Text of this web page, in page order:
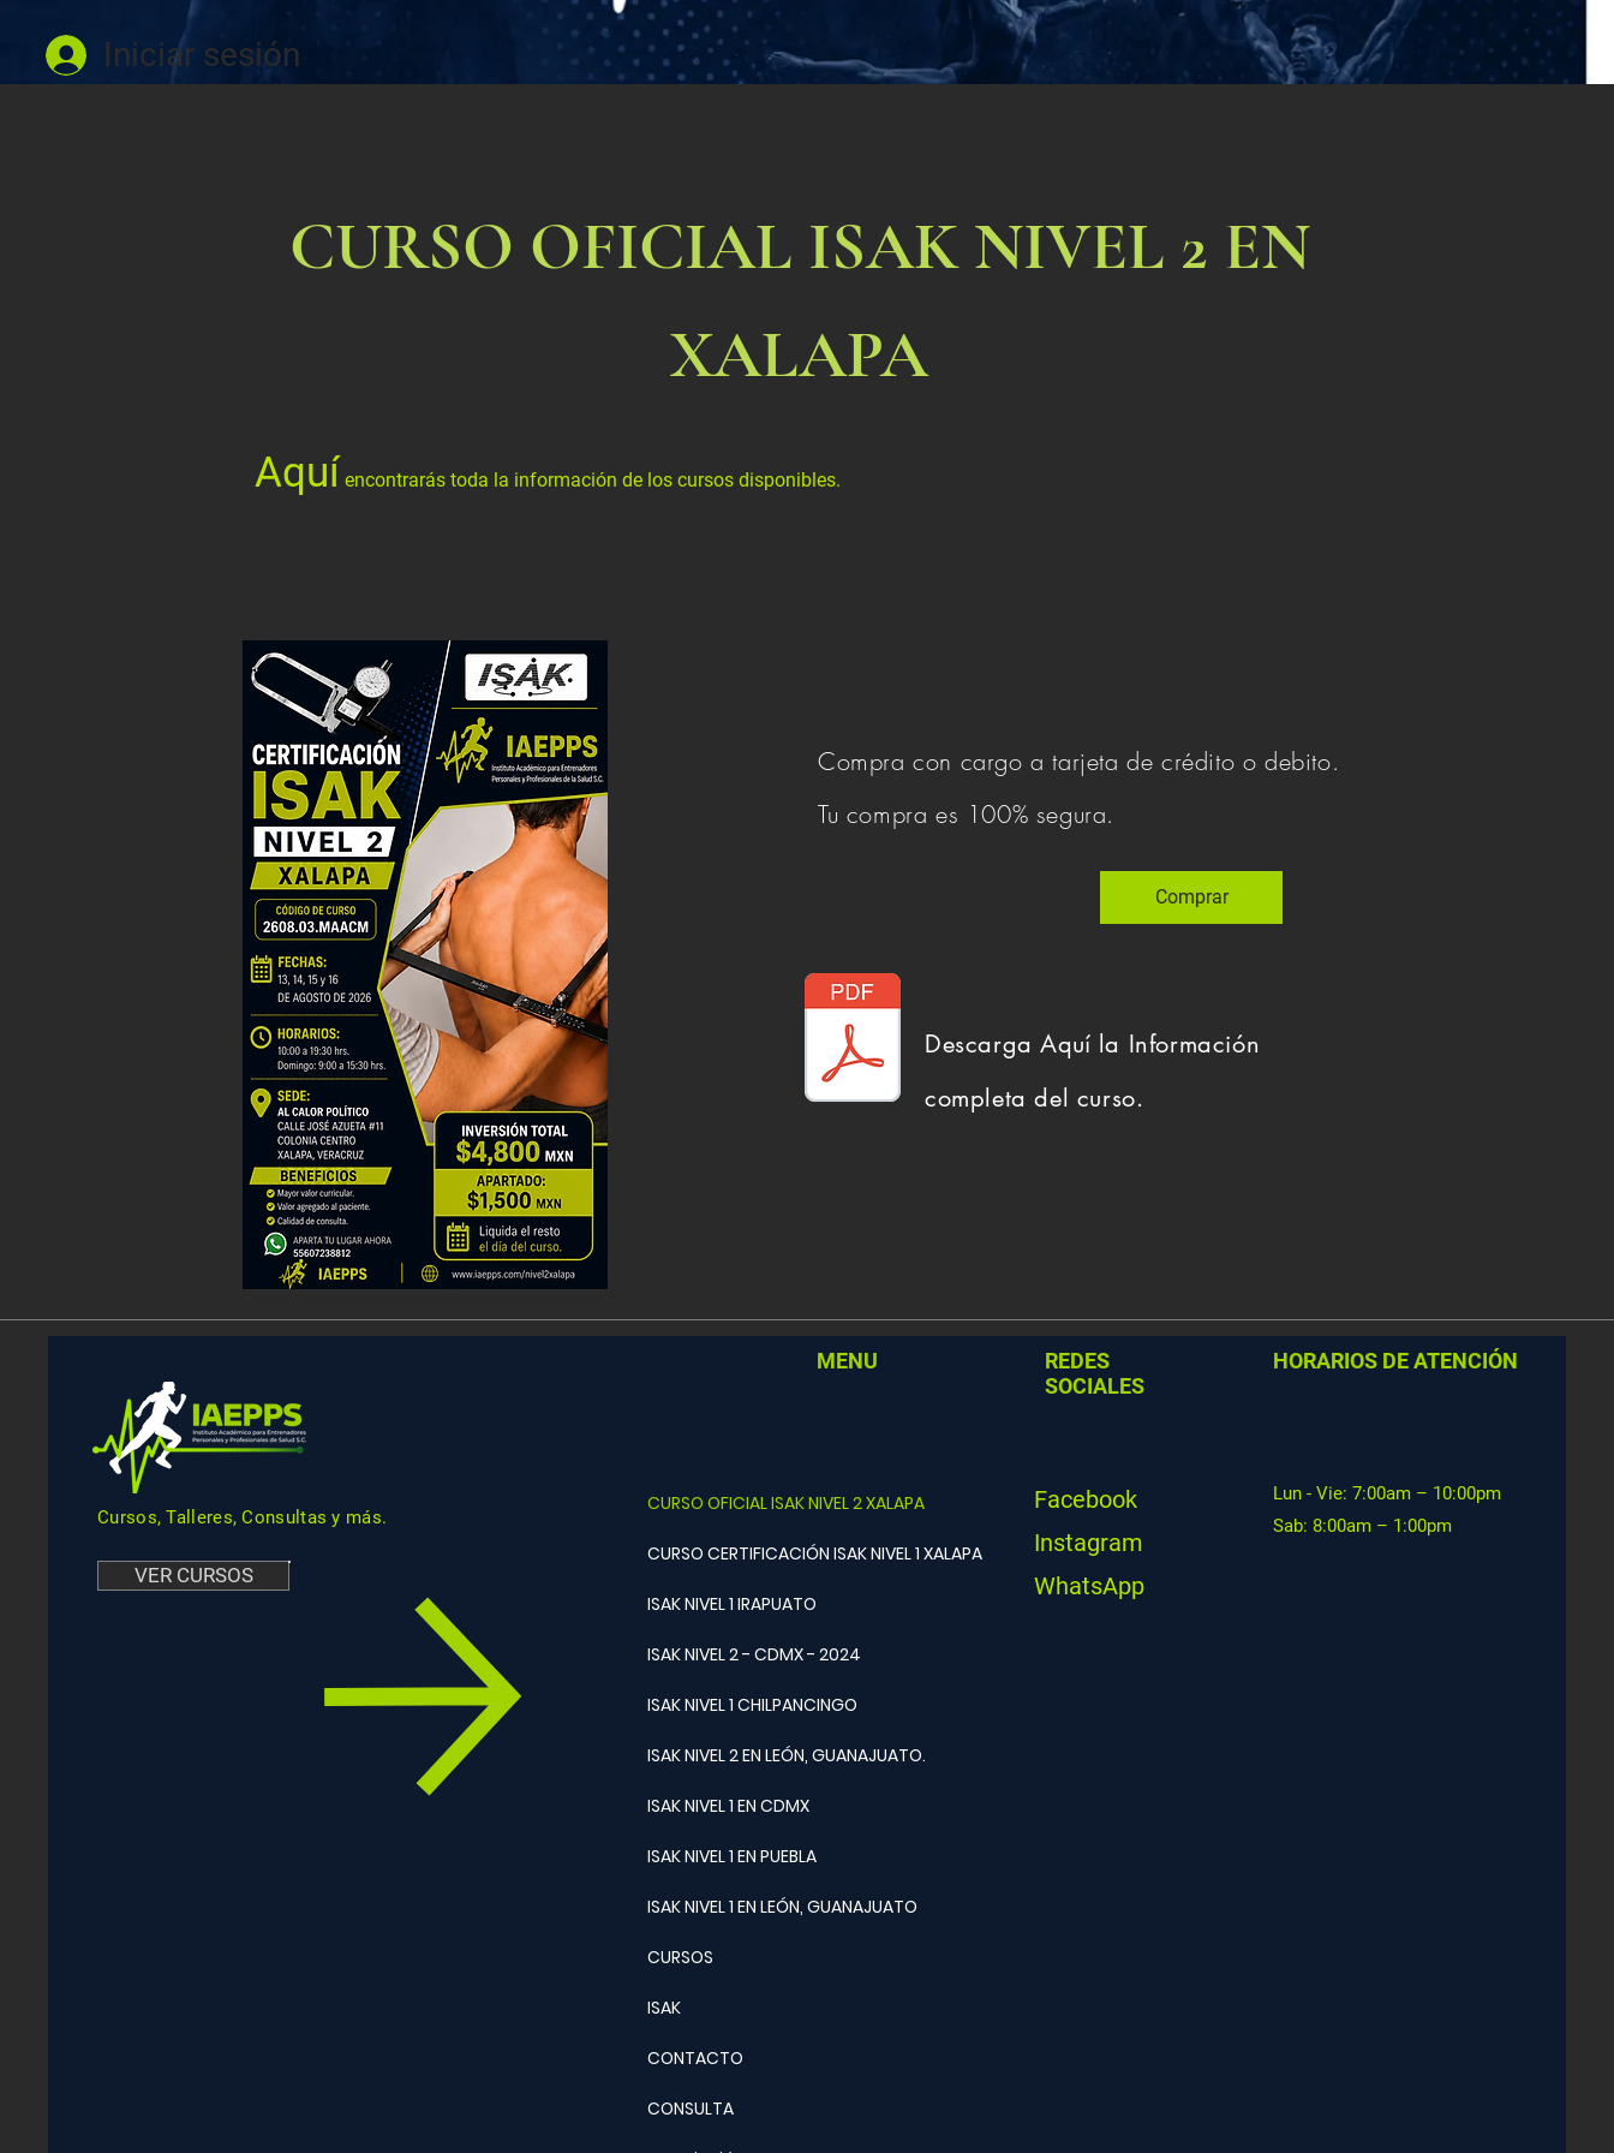
Iniciar sesión
CURSO OFICIAL ISAK NIVEL 2 EN
XALAPA
Aquí encontrarás toda la información de los cursos disponibles.
Compra con cargo a tarjeta de crédito o debito.
Tu compra es 100% segura.
Comprar
DescargaAquí la Información
completa del curso.
Cursos, Talleres, Consultas y más.
VER CURSOS
MENU
REDES
SOCIALES
HORARIOS DE ATENCIÓN
CURSO OFICIAL ISAK NIVEL 2 XALAPA
CURSO CERTIFICACIÓN ISAK NIVEL 1 XALAPA
ISAK NIVEL 1 IRAPUATO
ISAK NIVEL 2 - CDMX - 2024
ISAK NIVEL 1 CHILPANCINGO
ISAK NIVEL 2 EN LEÓN, GUANAJUATO.
ISAK NIVEL 1 EN CDMX
ISAK NIVEL 1 EN PUEBLA
ISAK NIVEL 1 EN LEÓN, GUANAJUATO
CURSOS
ISAK
CONTACTO
CONSULTA
Facebook
Instagram
WhatsApp
Lun - Vie: 7:00am – 10:00pm
Sab: 8:00am – 1:00pm